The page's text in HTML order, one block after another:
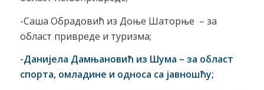
-Саша Обрадовић из Доње Шаторње – за
област привреде и туризма;
-Данијела Дамњановић из Шума – за област
спорта, омладине и односа са јавношћу;